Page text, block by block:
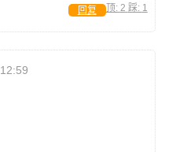
顶: 2 踩: 1
回复